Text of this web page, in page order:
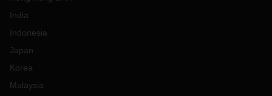
India
Indonesia
Japan
Korea
Malaysia